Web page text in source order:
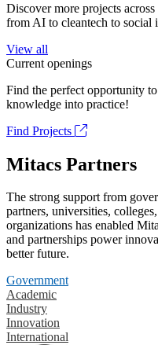
Discover more projects
from AI to cleantech to social
View all
Current openings
Find the perfect opportunity
knowledge into practice!
Find Projects
Mitacs Partners
The strong support from
partners, universities,
organizations has enabled
and partnerships power
better future.
Government
Academic
Industry
Innovation
International